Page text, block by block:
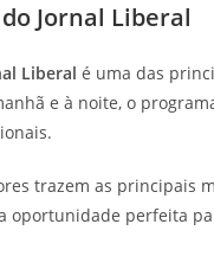
Jornal Liberal
Liberal é uma das
e à noite, o
trazem as principais
oportunidade perfeita